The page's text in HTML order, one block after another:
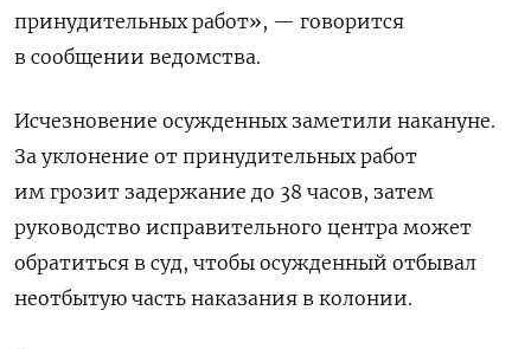
принудительных работ», — говорится
в сообщении ведомства.
Исчезновение осужденных заметили накануне.
За уклонение от принудительных работ
им грозит задержание до 38 часов, затем
руководство исправительного центра может
обратиться в суд, чтобы осужденный отбывал
неотбытую часть наказания в колонии.